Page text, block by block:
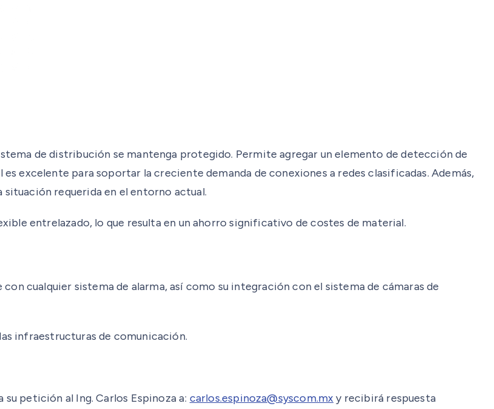
de distribución se mantenga protegido. Permite agregar un elemento de detección de
excelente para soportar la creciente demanda de conexiones a redes clasificadas. Además,
requerida en el entorno actual.
entrelazado, lo que resulta en un ahorro significativo de costes de material.
cualquier sistema de alarma, así como su integración con el sistema de cámaras de
infraestructuras de comunicación.
petición al Ing. Carlos Espinoza a: carlos.espinoza@syscom.mx y recibirá respuesta